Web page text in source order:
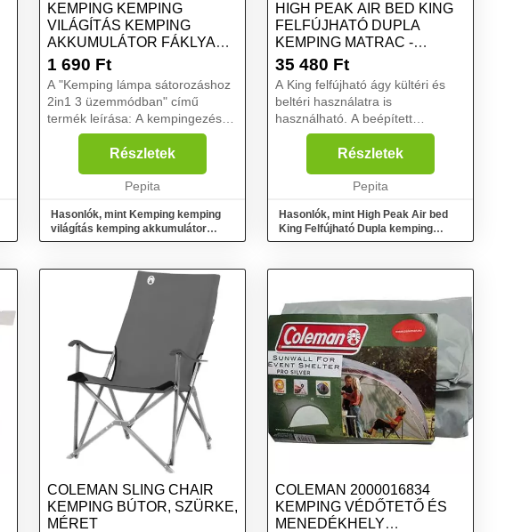
KEMPING KEMPING
VILÁGÍTÁS KEMPING
AKKUMULÁTOR FÁKLYA
2IN1 3 ÜZEMMÓDOK
1 690 Ft
A "Kemping lámpa sátorozáshoz
2in1 3 üzemmódban" című
termék leírása: A kempingezés
izgalmas és nyugodt
tevékenység, de amikor
besötétedik, nehéz megtalálni a
sátrat. Ebben a helyzetben egy
Részletek
Pepita
Hasonlók, mint Kemping kemping
világítás kemping akkumulátor
fáklya 2in1 3 üzemmódok
HIGH PEAK AIR BED KING
FELFÚJHATÓ DUPLA
KEMPING MATRAC -
SZÜRKE
35 480 Ft
A King felfújható ágy kültéri és
beltéri használatra is
használható. A beépített
szivattyúval könnyedén és
gyorsan felfújhatja a
napozóágyat. A kellemes felület
garantálja a csendes és
Részletek
Pepita
Hasonlók, mint High Peak Air bed
King Felfújható Dupla kemping
matrac - Szürke
COLEMAN SLING CHAIR
KEMPING BÚTOR, SZÜRKE,
MÉRET
COLEMAN 2000016834
KEMPING VÉDŐTETŐ ÉS
MENEDÉKHELY